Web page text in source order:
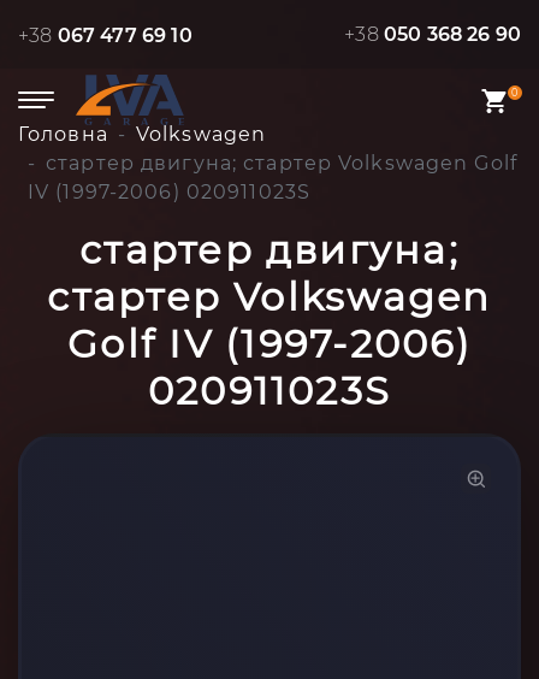
+38 067 477 69 10 +38 050 368 26 90
0
Головна
Volkswagen
стартер двигуна; стартер Volkswagen Golf
IV (1997-2006) 020911023S
стартер двигуна;
стартер Volkswagen
Golf IV (1997-2006)
020911023S